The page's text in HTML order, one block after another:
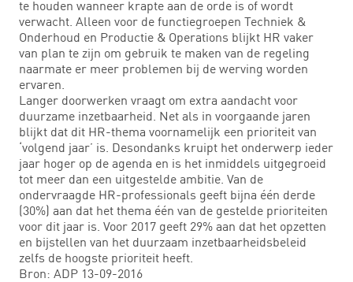
te houden wanneer krapte aan de orde is of wordt
verwacht. Alleen voor de functiegroepen Techniek &
Onderhoud en Productie & Operations blijkt HR vaker
van plan te zijn om gebruik te maken van de regeling
naarmate er meer problemen bij de werving worden
ervaren.
Langer doorwerken vraagt om extra aandacht voor
duurzame inzetbaarheid. Net als in voorgaande jaren
blijkt dat dit HR-thema voornamelijk een prioriteit van
‘volgend jaar’ is. Desondanks kruipt het onderwerp ieder
jaar hoger op de agenda en is het inmiddels uitgegroeid
tot meer dan een uitgestelde ambitie. Van de
ondervraagde HR-professionals geeft bijna één derde
(30%) aan dat het thema één van de gestelde prioriteiten
voor dit jaar is. Voor 2017 geeft 29% aan dat het opzetten
en bijstellen van het duurzaam inzetbaarheidsbeleid
zelfs de hoogste prioriteit heeft.
Bron: ADP 13-09-2016